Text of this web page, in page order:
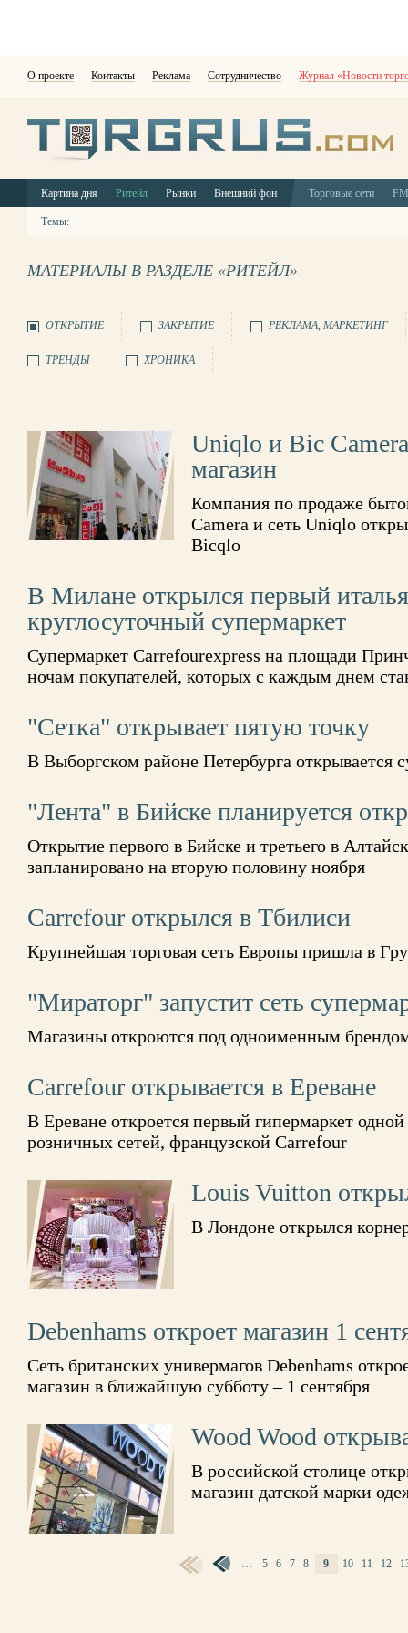
О проекте Контакты Реклама Сотрудничество Журнал «Новости
Картина дня Ритейл Рынки Внешний фон Торговые сети
Темы:
МАТЕРИАЛЫ В РАЗДЕЛЕ «РИТЕЙЛ»
ОТКРЫТИЕ ЗАКРЫТИЕ РЕКЛАМА, МАРКЕТИНГ
ТРЕНДЫ ХРОНИКА
Uniqlo и Bic
магазин
Компания по продаже
Camera и сеть Uniqlo
Bicqlo
В Милане открылся первый
круглосуточный супермаркет
Супермаркет Carrefourexpress на площади
ночам покупателей, которых с каждым днем
"Сетка" открывает пятую точку
В Выборгском районе Петербурга открывается
"Лента" в Бийске планируется
Открытие первого в Бийске и третьего в
запланировано на вторую половину ноября
Carrefour открылся в Тбилиси
Крупнейшая торговая сеть Европы пришла в
"Мираторг" запустит сеть
Магазины откроются под одноименным
Carrefour открывается в Ереване
В Ереване откроется первый гипермаркет
розничных сетей, французской Carrefour
Louis Vuitton
В Лондоне открылся
Debenhams откроет магазин 1
Сеть британских универмагов Debenhams
магазин в ближайшую субботу – 1 сентября
Wood Wood
В российской столице
магазин датской марки
СТРАНИЦЫ
… 5 6 7 8 9 10 11 12